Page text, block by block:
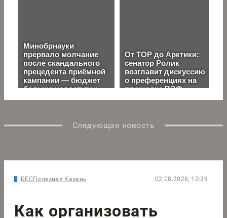
Следующая новость
БЕСПолезная Казань 02.08.2026, 12:39
Как организовать